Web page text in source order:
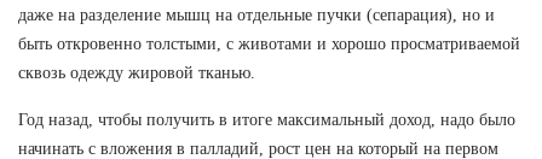
даже на разделение мышц на отдельные пучки (сепарация), но и
быть откровенно толстыми, с животами и хорошо просматриваемой
сквозь одежду жировой тканью.
Год назад, чтобы получить в итоге максимальный доход, надо было
начинать с вложения в палладий, рост цен на который на первом